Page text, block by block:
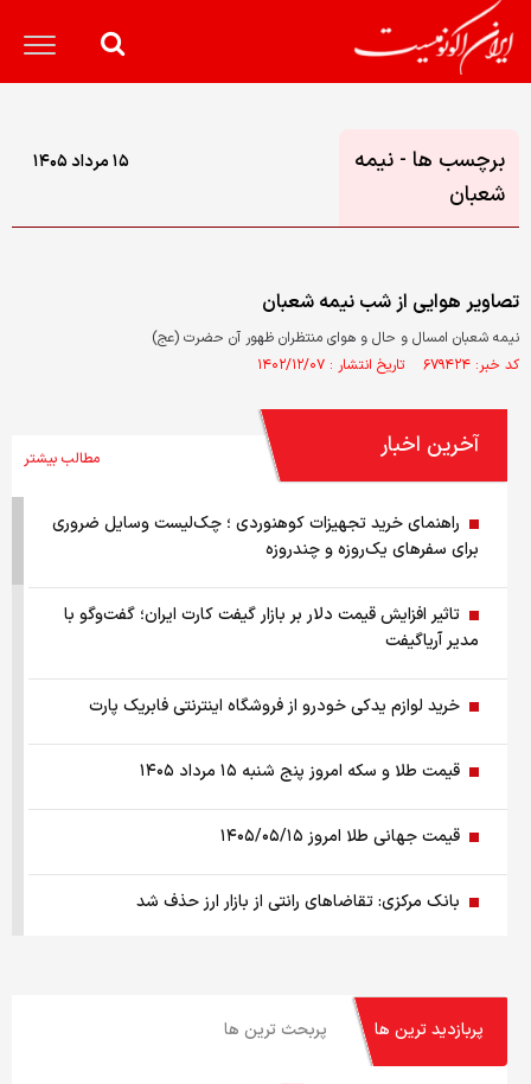
برچسب ها - نیمه
شعبان
۱۵ مرداد ۱۴۰۵
تصاویر هوایی از شب نیمه شعبان
نیمه شعبان امسال و حال و هوای منتظران ظهور آن حضرت (عج)
کد خبر: ۶۷۹۴۲۴ تاریخ انتشار : ۱۴۰۲/۱۲/۰۷
آخرین اخبار مطالب بیشتر
راهنمای خرید تجهیزات کوهنوردی ؛ چک‌لیست وسایل ضروری
برای سفرهای یک‌روزه و چندروزه
تاثیر افزایش قیمت دلار بر بازار گیفت کارت ایران؛ گفت‌وگو با
مدیر آریاگیفت
خرید لوازم یدکی خودرو از فروشگاه اینترنتی فابریک پارت
قیمت طلا و سکه امروز پنج شنبه ۱۵ مرداد ۱۴۰۵
قیمت جهانی طلا امروز ۱۴۰۵/۰۵/۱۵
بانک مرکزی: تقاضا‌های رانتی از بازار ارز حذف شد
هشدار تخلیه برای ساکنان شهرک المنصوری/ ارتش اسرائیل: با
تمام قدرت علیه حزب الله اقدام خواهیم کرد
پربازدید ترین ها پربحث ترین ها